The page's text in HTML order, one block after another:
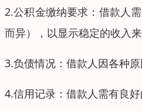
2.公积金缴纳要求：借款人
而异），以显示稳定的收入来
3.负债情况：借款人因各种
4.信用记录：借款人需有良